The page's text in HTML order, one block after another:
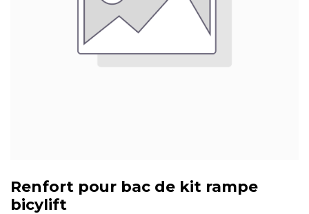
Renfort pour bac de kit rampe
bicylift